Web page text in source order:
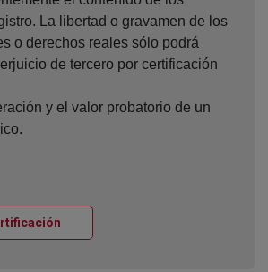
La libertad o gravamen de los
o derechos reales sólo podrá
de tercero por certificación
y el valor probatorio de un